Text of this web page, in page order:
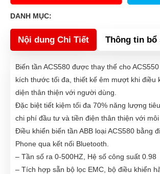
DANH MỤC:
Nội dung Chi Tiết Thông tin bổ
Biến tần ACS580 được thay thế cho
kích thước tối đa, thiết kế êm mượt khi điều
diện thân thiện với người dùng.
Đặc biệt tiết kiệm tối đa 70% năng lượng
chi phí đầu tư và tiền điện thân thiện với môi
Điều khiển biến tần ABB loại ACS580 bằng
Phone qua kết nối Bluetooth.
– Tần số ra 0-500HZ, Hệ số công suất 0.98
– Tích hợp sẵn bộ lọc EMC, bộ điều khiển